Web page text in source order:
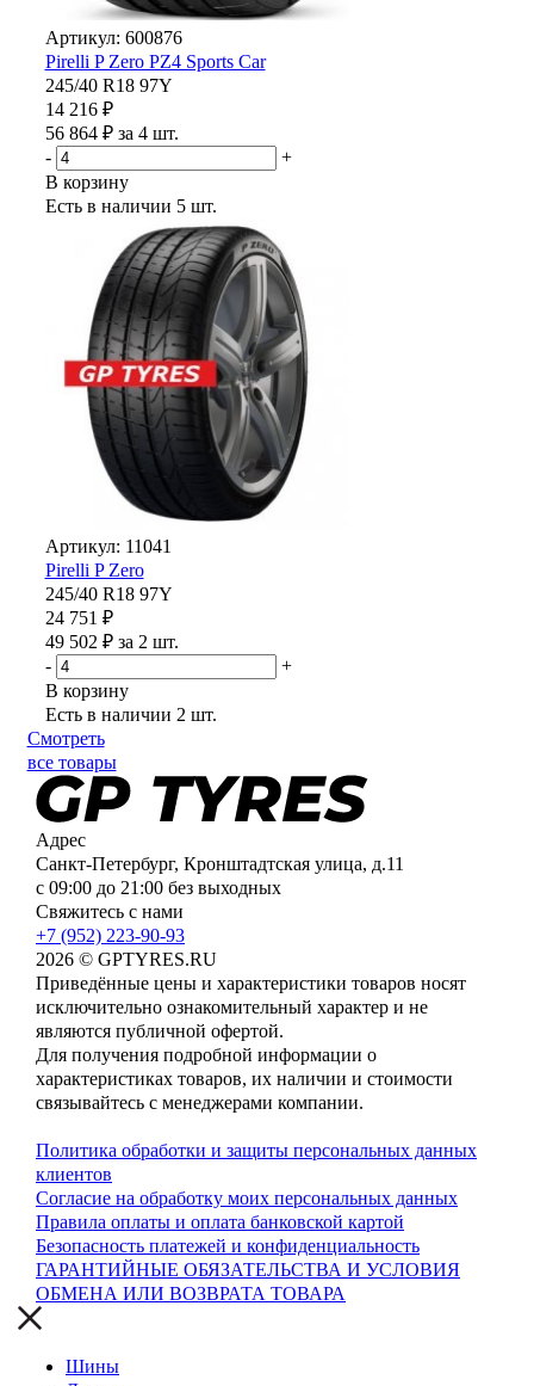
Артикул: 600876
Pirelli P Zero PZ4 Sports Car
245/40 R18 97Y
14 216 ₽
56 864 ₽ за 4 шт.
-
+
В корзину
Есть в наличии 5 шт.
Артикул: 11041
Pirelli P Zero
245/40 R18 97Y
24 751 ₽
49 502 ₽ за 2 шт.
-
+
В корзину
Есть в наличии 2 шт.
Смотреть
все товары
Адрес
Санкт-Петербург, Кронштадтская улица, д.11
с 09:00 до 21:00 без выходных
Свяжитесь с нами
+7 (952) 223-90-93
2026 © GPTYRES.RU
Приведённые цены и характеристики товаров носят
исключительно ознакомительный характер и не
являются публичной офертой.
Для получения подробной информации о
характеристиках товаров, их наличии и стоимости
связывайтесь с менеджерами компании.
Политика обработки и защиты персональных данных
клиентов
Согласие на обработку моих персональных данных
Правила оплаты и оплата банковской картой
Безопасность платежей и конфиденциальность
ГАРАНТИЙНЫЕ ОБЯЗАТЕЛЬСТВА И УСЛОВИЯ
ОБМЕНА ИЛИ ВОЗВРАТА ТОВАРА
Шины